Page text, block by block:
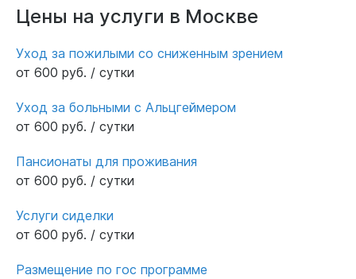
огромный плюс, это местоположение
пансионата Лейкомед(центр г. Москва, пешая
доступность от метро). От всей
души,спасибо, старшей медсестре Юлие
искренную заботу.
Цены на услуги в Москве
Уход за пожилыми со сниженным зрением
от 600 руб. / сутки
Уход за больными с Альцгеймером
от 600 руб. / сутки
Пансионаты для проживания
от 600 руб. / сутки
Услуги сиделки
от 600 руб. / сутки
Размещение по гос программе